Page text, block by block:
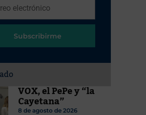
Subscribirme
VOX, el PePe y “la
Cayetana”
8 de agosto de 2026